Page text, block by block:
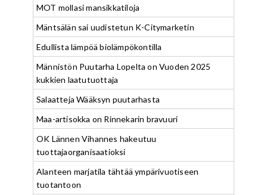
MOT mollasi mansikkatiloja
Mäntsälän sai uudistetun K-Citymarketin
Edullista lämpöä biolämpökontilla
Männistön Puutarha Lopelta on Vuoden 2025
kukkien laatutuottaja
Salaatteja Wääksyn puutarhasta
Maa-artisokka on Rinnekarin bravuuri
OK Lännen Vihannes hakeutuu
tuottajaorganisaatioksi
Alanteen marjatila tähtää ympärivuotiseen
tuotantoon